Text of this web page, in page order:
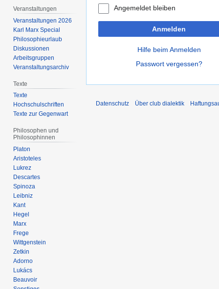
Angemeldet bleiben
Anmelden
Hilfe beim Anmelden
Passwort vergessen?
Veranstaltungen
Veranstaltungen 2026
Karl Marx Special
Philosophieurlaub
Diskussionen
Arbeitsgruppen
Veranstaltungsarchiv
Texte
Texte
Hochschulschriften
Texte zur Gegenwart
Philosophen und
Philosophinnen
Platon
Aristoteles
Lukrez
Descartes
Spinoza
Leibniz
Kant
Hegel
Marx
Frege
Wittgenstein
Zetkin
Adorno
Lukács
Beauvoir
Datenschutz Über club dialektik